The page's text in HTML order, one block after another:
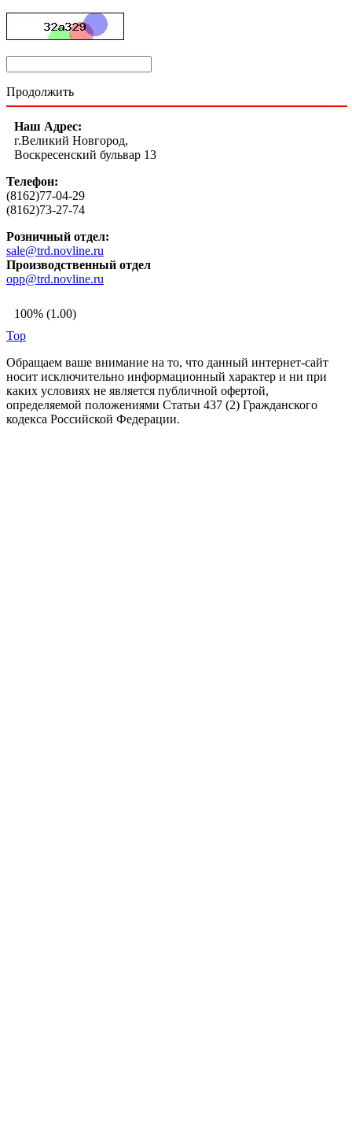
Продолжить
Наш Адрес:
г.Великий Новгород,
Воскресенский бульвар 13
Телефон:
(8162)77-04-29
(8162)73-27-74
Розничный отдел:
sale@trd.novline.ru
Производственный отдел
opp@trd.novline.ru
100% (1.00)
Top
Обращаем ваше внимание на то, что данный интернет-сайт
носит исключительно информационный характер и ни при
каких условиях не является публичной офертой,
определяемой положениями Статьи 437 (2) Гражданского
кодекса Российской Федерации.